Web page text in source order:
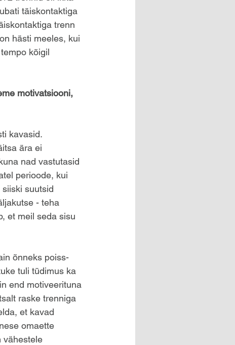
täiskontaktiga
trenn
hästi meeles, kui
kõigil
motivatsiooni,
kavasid.
ära ei
nad vastutasid
perioode, kui
suutsid
- teha
et meil seda sisu
õnneks poiss-
tuli tüdimus ka
end motiveerituna
raske trenniga
et kavad
omaette
vähestele